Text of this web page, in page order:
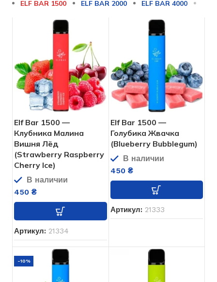
ELF BAR 1500 ELF BAR 2000 ELF BAR 4000
Elf Bar 1500 —
Клубника Малина
Вишня Лёд
(Strawberry Raspberry
Cherry Ice)
В наличии
450 ₴
Артикул: 21334
Elf Bar 1500 —
Голубика Жвачка
(Blueberry Bubblegum)
В наличии
450 ₴
Артикул: 21333
-10%